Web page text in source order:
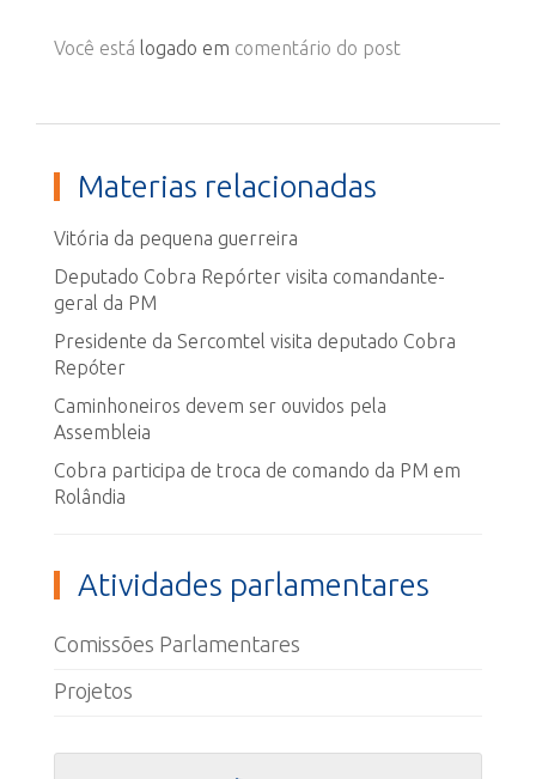
Você está logado em comentário do post
Materias relacionadas
Vitória da pequena guerreira
Deputado Cobra Repórter visita comandante-
geral da PM
Presidente da Sercomtel visita deputado Cobra
Repóter
Caminhoneiros devem ser ouvidos pela
Assembleia
Cobra participa de troca de comando da PM em
Rolândia
Atividades parlamentares
Comissões Parlamentares
Projetos